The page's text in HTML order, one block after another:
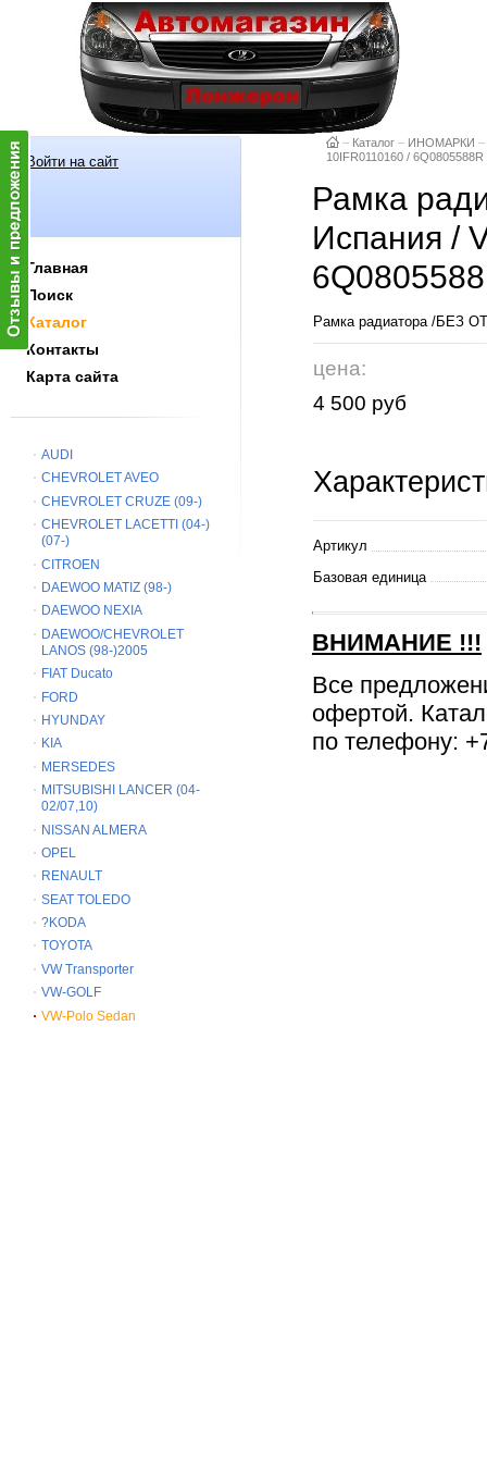
Войти на сайт
Главная
Поиск
Каталог
Контакты
Карта сайта
AUDI
CHEVROLET AVEO
CHEVROLET CRUZE (09-)
CHEVROLET LACETTI (04-)
(07-)
CITROEN
DAEWOO MATIZ (98-)
DAEWOO NEXIA
DAEWOO/CHEVROLET
LANOS (98-)2005
FIAT Ducato
FORD
HYUNDAY
KIA
MERSEDES
MITSUBISHI LANCER (04-
02/07,10)
NISSAN ALMERA
OPEL
RENAULT
SEAT TOLEDO
?KODA
TOYOTA
VW Transporter
VW-GOLF
VW-Polo Sedan
– Каталог – ИНОМАРКИ –
10IFR0110160 / 6Q0805588R
Рамка
Испания /
Рамка радиатора /БЕЗ
цена:
4 500 руб
Артикул
Базовая единица
ВНИМАНИЕ !!!
Все
офертой.
по телефону: